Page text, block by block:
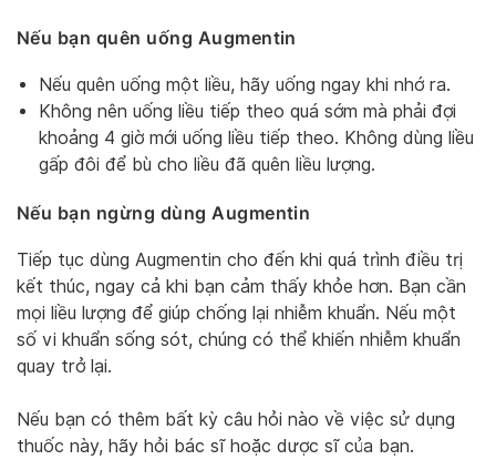
Nếu bạn quên uống Augmentin
Nếu quên uống một liều, hãy uống ngay khi nhớ ra.
Không nên uống liều tiếp theo quá sớm mà phải đợi
khoảng 4 giờ mới uống liều tiếp theo. Không dùng liều
gấp đôi để bù cho liều đã quên liều lượng.
Nếu bạn ngừng dùng Augmentin
Tiếp tục dùng Augmentin cho đến khi quá trình điều trị
kết thúc, ngay cả khi bạn cảm thấy khỏe hơn. Bạn cần
mọi liều lượng để giúp chống lại nhiễm khuẩn. Nếu một
số vi khuẩn sống sót, chúng có thể khiến nhiễm khuẩn
quay trở lại.
Nếu bạn có thêm bất kỳ câu hỏi nào về việc sử dụng
thuốc này, hãy hỏi bác sĩ hoặc dược sĩ của bạn.